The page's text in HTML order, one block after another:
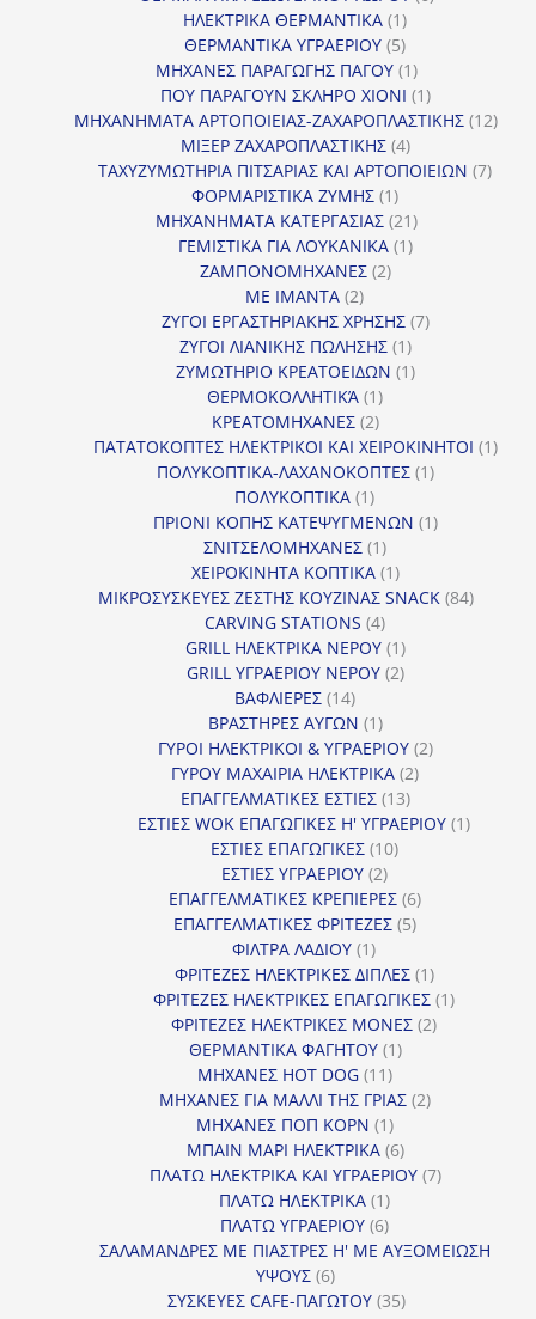
ΗΛΕΚΤΡΙΚΑ ΘΕΡΜΑΝΤΙΚΑ 11
προϊόν
ΘΕΡΜΑΝΤΙΚΑ ΥΓΡΑΕΡΙΟΥ 55
προϊόντα
ΜΗΧΑΝΕΣ ΠΑΡΑΓΩΓΗΣ ΠΑΓΟΥ 11
προϊόν
ΠΟΥ ΠΑΡΑΓΟΥΝ ΣΚΛΗΡΟ ΧΙΟΝΙ 11
προϊόν
ΜΗΧΑΝΗΜΑΤΑ ΑΡΤΟΠΟΙΕΙΑΣ-ΖΑΧΑΡΟΠΛΑΣΤΙΚΗΣ 1212
ΜΙΞΕΡ ΖΑΧΑΡΟΠΛΑΣΤΙΚΗΣ 44
προϊόντα
ΤΑΧΥΖΥΜΩΤΗΡΙΑ ΠΙΤΣΑΡΙΑΣ ΚΑΙ ΑΡΤΟΠΟΙΕΙΩΝ 77
ΦΟΡΜΑΡΙΣΤΙΚΑ ΖΥΜΗΣ 11
προϊόν
ΜΗΧΑΝΗΜΑΤΑ ΚΑΤΕΡΓΑΣΙΑΣ 2121
προϊόντα
ΓΕΜΙΣΤΙΚΑ ΓΙΑ ΛΟΥΚΑΝΙΚΑ 11
ΖΑΜΠΟΝΟΜΗΧΑΝΕΣ 22
ΜΕ ΙΜΑΝΤΑ 22
προϊόντα
ΖΥΓΟΙ ΕΡΓΑΣΤΗΡΙΑΚΗΣ ΧΡΗΣΗΣ 77
ΖΥΓΟΙ ΛΙΑΝΙΚΗΣ ΠΩΛΗΣΗΣ 11
προϊόν
ΖΥΜΩΤΗΡΙΟ ΚΡΕΑΤΟΕΙΔΩΝ 11
ΘΕΡΜΟΚΟΛΛΗΤΙΚΆ 11
προϊόν
ΚΡΕΑΤΟΜΗΧΑΝΕΣ 22
προϊόντα
ΠΑΤΑΤΟΚΟΠΤΕΣ ΗΛΕΚΤΡΙΚΟΙ ΚΑΙ ΧΕΙΡΟΚΙΝΗΤΟΙ 11
ΠΟΛΥΚΟΠΤΙΚΑ-ΛΑΧΑΝΟΚΟΠΤΕΣ 11
ΠΟΛΥΚΟΠΤΙΚΑ 11
προϊόν
ΠΡΙΟΝΙ ΚΟΠΗΣ ΚΑΤΕΨΥΓΜΕΝΩΝ 11
ΣΝΙΤΣΕΛΟΜΗΧΑΝΕΣ 11
προϊόν
ΧΕΙΡΟΚΙΝΗΤΑ ΚΟΠΤΙΚΑ 11
προϊόν
ΜΙΚΡΟΣΥΣΚΕΥΕΣ ΖΕΣΤΗΣ ΚΟΥΖΙΝΑΣ SNACK 8484
CARVING STATIONS 44
προϊόντα
GRILL ΗΛΕΚΤΡΙΚΑ ΝΕΡΟΥ 11
προϊόν
GRILL ΥΓΡΑΕΡΙΟΥ ΝΕΡΟΥ 22
ΒΑΦΛΙΕΡΕΣ 1414
προϊόντα
ΒΡΑΣΤΗΡΕΣ ΑΥΓΩΝ 11
προϊόν
ΓΥΡΟΙ ΗΛΕΚΤΡΙΚΟΙ & ΥΓΡΑΕΡΙΟΥ 22
ΓΥΡΟΥ ΜΑΧΑΙΡΙΑ ΗΛΕΚΤΡΙΚΑ 22
ΕΠΑΓΓΕΛΜΑΤΙΚΕΣ ΕΣΤΙΕΣ 1313
προϊόντα
ΕΣΤΙΕΣ WOK ΕΠΑΓΩΓΙΚΕΣ Η' ΥΓΡΑΕΡΙΟΥ 11
ΕΣΤΙΕΣ ΕΠΑΓΩΓΙΚΕΣ 1010
ΕΣΤΙΕΣ ΥΓΡΑΕΡΙΟΥ 22
προϊόντα
ΕΠΑΓΓΕΛΜΑΤΙΚΕΣ ΚΡΕΠΙΕΡΕΣ 66
προϊόντα
ΕΠΑΓΓΕΛΜΑΤΙΚΕΣ ΦΡΙΤΕΖΕΣ 55
ΦΙΛΤΡΑ ΛΑΔΙΟΥ 11
προϊόν
ΦΡΙΤΕΖΕΣ ΗΛΕΚΤΡΙΚΕΣ ΔΙΠΛΕΣ 11
προϊόν
ΦΡΙΤΕΖΕΣ ΗΛΕΚΤΡΙΚΕΣ ΕΠΑΓΩΓΙΚΕΣ 11
ΦΡΙΤΕΖΕΣ ΗΛΕΚΤΡΙΚΕΣ ΜΟΝΕΣ 22
ΘΕΡΜΑΝΤΙΚΑ ΦΑΓΗΤΟΥ 11
ΜΗΧΑΝΕΣ HOT DOG 1111
προϊόντα
ΜΗΧΑΝΕΣ ΓΙΑ ΜΑΛΛΙ ΤΗΣ ΓΡΙΑΣ 22
ΜΗΧΑΝΕΣ ΠΟΠ ΚΟΡΝ 11
προϊόν
ΜΠΑΙΝ ΜΑΡΙ ΗΛΕΚΤΡΙΚΑ 66
προϊόντα
ΠΛΑΤΩ ΗΛΕΚΤΡΙΚΑ ΚΑΙ ΥΓΡΑΕΡΙΟΥ 77
ΠΛΑΤΩ ΗΛΕΚΤΡΙΚΑ 11
προϊόν
ΠΛΑΤΩ ΥΓΡΑΕΡΙΟΥ 66
προϊόντα
ΣΑΛΑΜΑΝΔΡΕΣ ΜΕ ΠΙΑΣΤΡΕΣ Η' ΜΕ ΑΥΞΟΜΕΙΩΣΗ
ΥΨΟΥΣ 66
προϊόντα
ΣΥΣΚΕΥΕΣ CAFE-ΠΑΓΩΤΟΥ 3535